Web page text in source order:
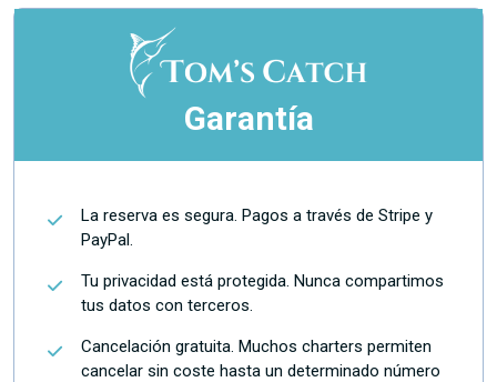
Garantía
La reserva es segura. Pagos a través de Stripe y
PayPal.
Tu privacidad está protegida. Nunca compartimos
tus datos con terceros.
Cancelación gratuita. Muchos charters permiten
cancelar sin coste hasta un determinado número